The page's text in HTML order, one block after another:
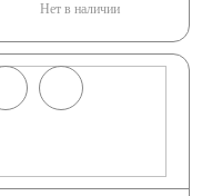
Нет в наличии